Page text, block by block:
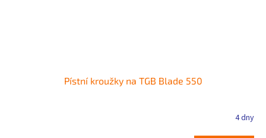
Pístní kroužky na TGB Blade 550
4 dny